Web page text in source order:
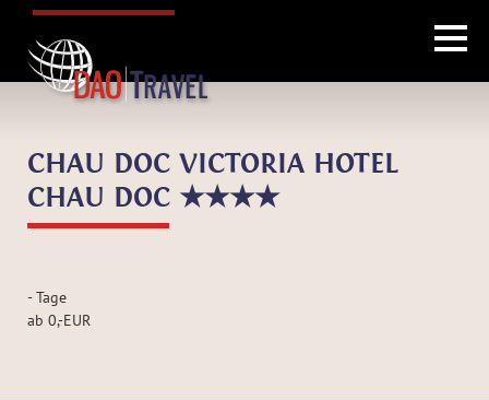
CHAU DOC VICTORIA HOTEL
CHAU DOC ★★★★
-Tage
ab 0,-EUR